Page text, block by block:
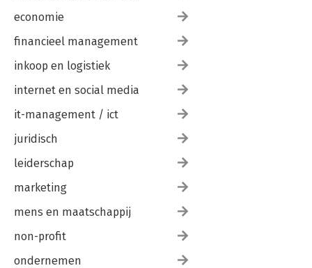
economie
financieel management
inkoop en logistiek
internet en social media
it-management / ict
juridisch
leiderschap
marketing
mens en maatschappij
non-profit
ondernemen